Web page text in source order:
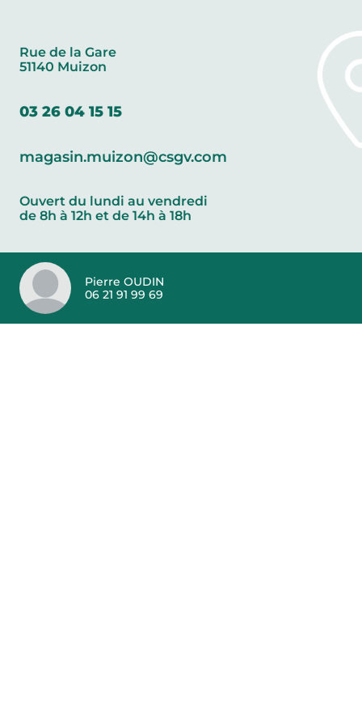
Rue de la Gare
51140 Muizon
03 26 04 15 15
magasin.muizon@csgv.com
Ouvert du lundi au vendredi
de 8h à 12h et de 14h à 18h
Pierre OUDIN
06 21 91 99 69